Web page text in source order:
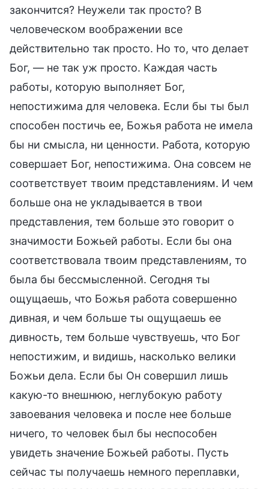
закончится? Неужели так просто? В
человеческом воображении все
действительно так просто. Но то, что делает
Бог, — не так уж просто. Каждая часть
работы, которую выполняет Бог,
непостижима для человека. Если бы ты был
способен постичь ее, Божья работа не имела
бы ни смысла, ни ценности. Работа, которую
совершает Бог, непостижима. Она совсем не
соответствует твоим представлениям. И чем
больше она не укладывается в твои
представления, тем больше это говорит о
значимости Божьей работы. Если бы она
соответствовала твоим представлениям, то
была бы бессмысленной. Сегодня ты
ощущаешь, что Божья работа совершенно
дивная, и чем больше ты ощущаешь ее
дивность, тем больше чувствуешь, что Бог
непостижим, и видишь, насколько велики
Божьи дела. Если бы Он совершил лишь
какую-то внешнюю, неглубокую работу
завоевания человека и после нее больше
ничего, то человек был бы неспособен
увидеть значение Божьей работы. Пусть
сейчас ты получаешь немного переплавки,